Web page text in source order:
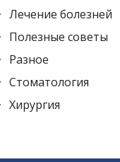
Лечение болезней
Полезные советы
Разное
Стоматология
Хирургия